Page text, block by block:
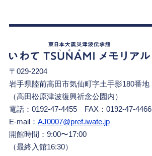
〒029-2204
岩手県陸前高田市気仙町字土手影180番地
（高田松原津波復興祈念公園内）
電話：0192-47-4455 FAX：0192-47-4466
E-mail： AJ0007@pref.iwate.jp
開館時間：9:00〜17:00
（最終入館16:30）